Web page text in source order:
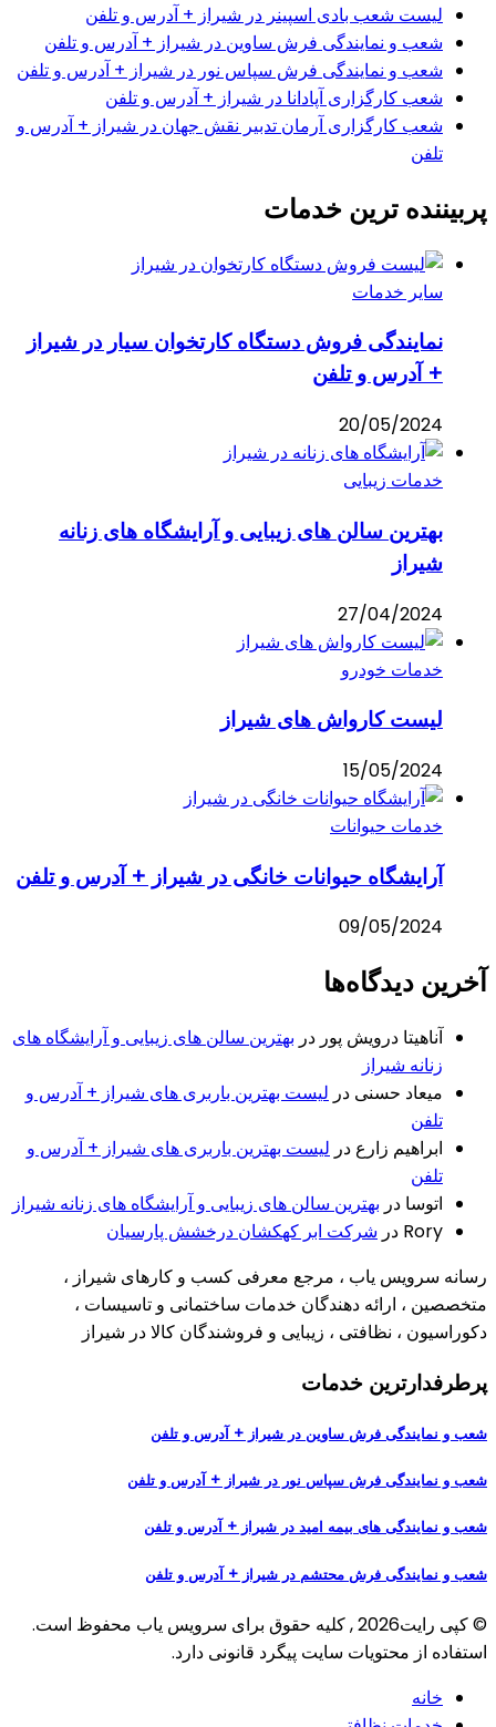
لیست شعب بادی اسپینر در شیراز + آدرس و تلفن
شعب و نمایندگی فرش ساوین در شیراز + آدرس و تلفن
شعب و نمایندگی فرش سپاس نور در شیراز + آدرس و تلفن
شعب کارگزاری آپادانا در شیراز + آدرس و تلفن
شعب کارگزاری آرمان تدبیر نقش جهان در شیراز + آدرس و
تلفن
پربیننده ترین خدمات
سایر خدمات
نمایندگی فروش دستگاه کارتخوان سیار در شیراز
+ آدرس و تلفن
20/05/2024
خدمات زیبایی
بهترین سالن های زیبایی و آرایشگاه های زنانه
شیراز
27/04/2024
خدمات خودرو
لیست کارواش های شیراز
15/05/2024
خدمات حیوانات
آرایشگاه حیوانات خانگی در شیراز + آدرس و تلفن
09/05/2024
آخرین دیدگاه‌ها
آناهیتا درویش پور در بهترین سالن های زیبایی و آرایشگاه های
زنانه شیراز
میعاد حسنی در لیست بهترین باربری های شیراز + آدرس و
تلفن
ابراهیم زارع در لیست بهترین باربری های شیراز + آدرس و
تلفن
اتوسا در بهترین سالن های زیبایی و آرایشگاه های زنانه شیراز
Rory در شرکت ابر کهکشان درخشش پارسیان
رسانه سرویس یاب ، مرجع معرفی کسب و کارهای شیراز ،
متخصصین ، ارائه دهندگان خدمات ساختمانی و تاسیسات ،
دکوراسیون ، نظافتی ، زیبایی و فروشندگان کالا در شیراز
پرطرفدارترین خدمات
شعب و نمایندگی فرش ساوین در شیراز + آدرس و تلفن
شعب و نمایندگی فرش سپاس نور در شیراز + آدرس و تلفن
شعب و نمایندگی های بیمه امید در شیراز + آدرس و تلفن
شعب و نمایندگی فرش محتشم در شیراز + آدرس و تلفن
© کپی رایت2026 , کلیه حقوق برای سرویس یاب محفوظ است.
استفاده‌ از محتویات سایت پیگرد قانونی دارد.
خانه